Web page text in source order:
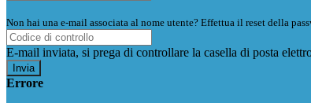
Non hai una e-mail associata al nome utente? Effettua il reset della
E-mail inviata, si prega di controllare la casella di posta
Errore